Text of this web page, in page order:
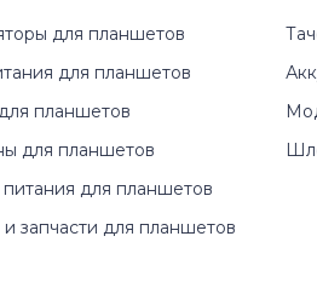
Yoga Tablet 2
Yoga Tablet 8
для планшетов
для планшетов
планшетов
для планшетов
для планшетов
запчасти для планшетов